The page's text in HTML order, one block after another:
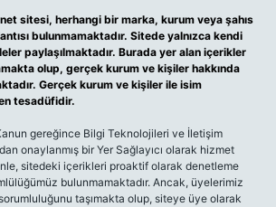
sitesi, herhangi bir marka, kurum veya şahıs
bulunmamaktadır. Sitede yalnızca kendi
paylaşılmaktadır. Burada yer alan içerikler
olup, gerçek kurum ve kişiler hakkında
Gerçek kurum ve kişiler ile isim
tesadüfidir.
gereğince Bilgi Teknolojileri ve İletişim
onaylanmış bir Yer Sağlayıcı olarak hizmet
sitedeki içerikleri proaktif olarak denetleme
bulunmamaktadır. Ancak, üyelerimiz
taşımakta olup, siteye üye olarak